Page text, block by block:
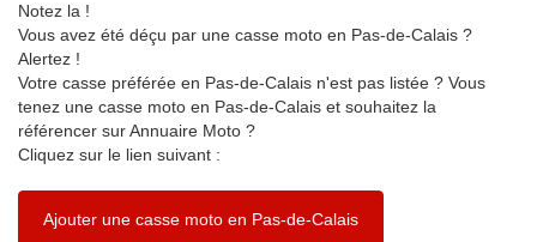
Notez la !
Vous avez été déçu par une casse moto en Pas-de-Calais ?
Alertez !
Votre casse préférée en Pas-de-Calais n'est pas listée ? Vous
tenez une casse moto en Pas-de-Calais et souhaitez la
référencer sur Annuaire Moto ?
Cliquez sur le lien suivant :
Ajouter une casse moto en Pas-de-Calais